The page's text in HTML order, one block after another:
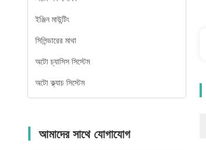
ইঞ্জিন মাউন্টিং
সিলিন্ডারের মাথা
অটো চ্যাসিস সিস্টেম
অটো ক্ল্যাচ সিস্টেম
আমাদের সাথে যোগাযোগ